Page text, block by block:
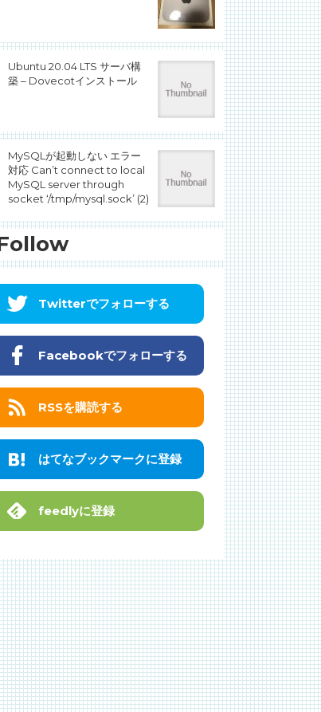
Ubuntu 20.04 LTS サーバ構
築 – Dovecotインストール
MySQLが起動しない エラー
対応 Can’t connect to local
MySQL server through
socket ‘/tmp/mysql.sock’ (2)
Twitterでフォローする
Facebookでフォローする
RSSを購読する
はてなブックマークに登録
feedlyに登録